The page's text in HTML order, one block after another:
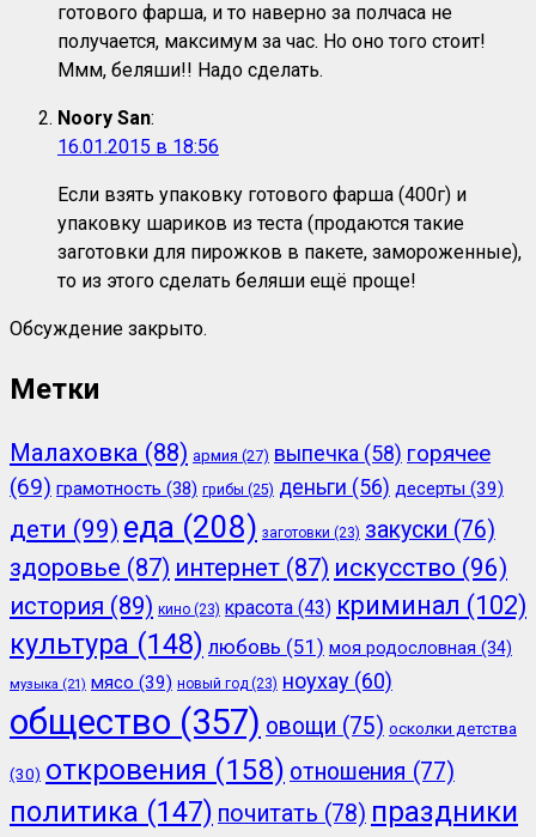
готового фарша, и то наверно за полчаса не
получается, максимум за час. Но оно того стоит!
Ммм, беляши!! Надо сделать.
Noory San:
16.01.2015 в 18:56
Если взять упаковку готового фарша (400г) и
упаковку шариков из теста (продаются такие
заготовки для пирожков в пакете, замороженные),
то из этого сделать беляши ещё проще!
Обсуждение закрыто.
Метки
Малаховка (88) армия (27) выпечка (58) горячее
(69) грамотность (38) грибы (25) деньги (56) десерты (39)
дети (99) еда (208) заготовки (23) закуски (76)
здоровье (87) интернет (87) искусство (96)
история (89) кино (23) красота (43) криминал (102)
культура (148) любовь (51) моя родословная (34)
музыка (21) мясо (39) новый год (23) ноухау (60)
общество (357) овощи (75) осколки детства
(30) откровения (158) отношения (77)
политика (147) почитать (78) праздники